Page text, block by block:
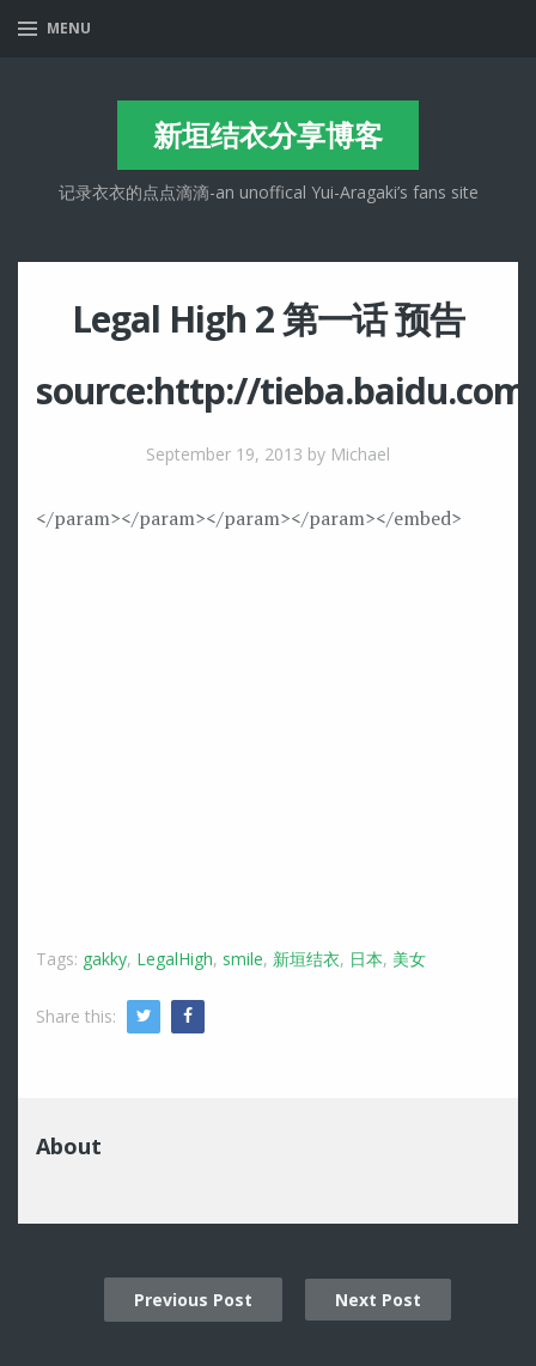
MENU
新垣结衣分享博客
记录衣衣的点点滴滴-an unoffical Yui-Aragaki’s fans site
Legal High 2 第一话 预告
source:http://
September 19, 2013 by Michael
</param></param></param></param></embed>
Tags: gakky, LegalHigh, smile, 新垣结衣, 日本, 美女
Share this: Twitter
About
Previous Post Next Post